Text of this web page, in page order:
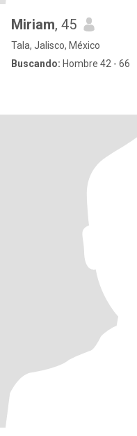
Miriam, 45
Tala, Jalisco, México
Buscando: Hombre 42 - 66